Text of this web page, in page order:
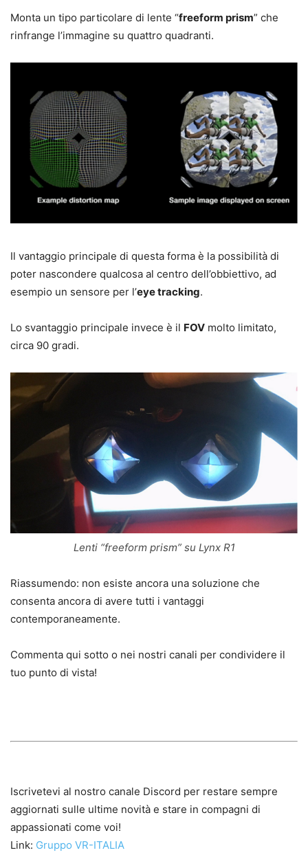
Monta un tipo particolare di lente “freeform prism” che
rinfrange l’immagine su quattro quadranti.
Il vantaggio principale di questa forma è la possibilità di
poter nascondere qualcosa al centro dell’obbiettivo, ad
esempio un sensore per l’eye tracking.
Lo svantaggio principale invece è il FOV molto limitato,
circa 90 gradi.
Lenti “freeform prism” su Lynx R1
Riassumendo: non esiste ancora una soluzione che
consenta ancora di avere tutti i vantaggi
contemporaneamente.
Commenta qui sotto o nei nostri canali per condividere il
tuo punto di vista!
Iscrivetevi al nostro canale Discord per restare sempre
aggiornati sulle ultime novità e stare in compagni di
appassionati come voi!
Link: Gruppo VR-ITALIA